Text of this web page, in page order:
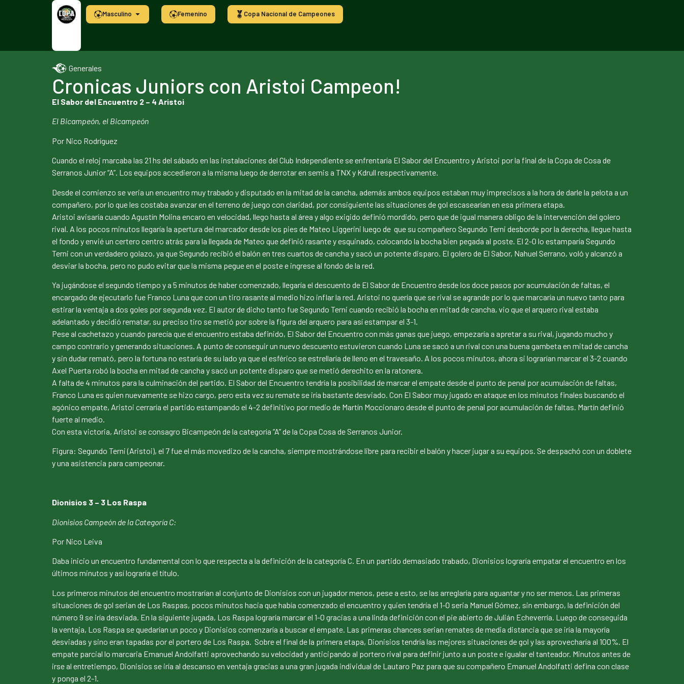
Masculino Femenino Copa Nacional de Campeones
Generales
Cronicas Juniors con Aristoi Campeon!
El Sabor del Encuentro 2 – 4 Aristoi
El Bicampeón, el Bicampeón
Por Nico Rodríguez
Cuando el reloj marcaba las 21 hs del sábado en las instalaciones del Club Independiente se enfrentaría El Sabor del Encuentro y Aristoi por la final de la Copa de Cosa de
Serranos Junior “A”. Los equipos accedieron a la misma luego de derrotar en semis a TNX y Kdrull respectivamente.
Desde el comienzo se veria un encuentro muy trabado y disputado en la mitad de la cancha, además ambos equipos estaban muy imprecisos a la hora de darle la pelota a un
compañero, por lo que les costaba avanzar en el terreno de juego con claridad, por consiguiente las situaciones de gol escasearían en esa primera etapa.
Aristoi avisaría cuando Agustín Molina encaro en velocidad, llego hasta al área y algo exigido definió mordido, pero que de igual manera obligo de la intervención del golero
rival. A los pocos minutos llegaría la apertura del marcador desde los pies de Mateo Liggerini luego de que su compañero Segundo Terni desborde por la derecha, llegue hasta
el fondo y envié un certero centro atrás para la llegada de Mateo que definió rasante y esquinado, colocando la bocha bien pegada al poste. El 2-0 lo estamparía Segundo
Terni con un verdadero golazo, ya que Segundo recibió el balón en tres cuartos de cancha y sacó un potente disparo. El golero de El Sabor, Nahuel Serrano, voló y alcanzó a
desviar la bocha, pero no pudo evitar que la misma pegue en el poste e ingrese al fondo de la red.
Ya jugándose el segundo tiempo y a 5 minutos de haber comenzado, llegaría el descuento de El Sabor de Encuentro desde los doce pasos por acumulación de faltas, el
encargado de ejecutarlo fue Franco Luna que con un tiro rasante al medio hizo inflar la red. Aristoi no quería que se rival se agrande por lo que marcaría un nuevo tanto para
estirar la ventaja a dos goles por segunda vez. El autor de dicho tanto fue Segundo Terni cuando recibió la bocha en mitad de cancha, vio que el arquero rival estaba
adelantado y decidió rematar, su preciso tiro se metió por sobre la figura del arquero para así estampar el 3-1.
Pese al cachetazo y cuando parecía que el encuentro estaba definido, El Sabor del Encuentro con más ganas que juego, empezaría a apretar a su rival, jugando mucho y
campo contrario y generando situaciones. A punto de conseguir un nuevo descuento estuvieron cuando Luna se sacó a un rival con una buena gambeta en mitad de cancha
y sin dudar remató, pero la fortuna no estaría de su lado ya que el esférico se estrellaría de lleno en el travesaño. A los pocos minutos, ahora si lograrían marcar el 3-2 cuando
Axel Puerta robó la bocha en mitad de cancha y sacó un potente disparo que se metió derechito en la ratonera.
A falta de 4 minutos para la culminación del partido. El Sabor del Encuentro tendría la posibilidad de marcar el empate desde el punto de penal por acumulación de faltas,
Franco Luna es quien nuevamente se hizo cargo, pero esta vez su remate se iría bastante desviado. Con El Sabor muy jugado en ataque en los minutos finales buscando el
agónico empate, Aristoi cerraría el partido estampando el 4-2 definitivo por medio de Martín Moccionaro desde el punto de penal por acumulación de faltas. Martín definió
fuerte al medio.
Con esta victoria, Aristoi se consagro Bicampeón de la categoría “A” de la Copa Cosa de Serranos Junior.
Figura: Segundo Terni (Aristoi), el 7 fue el más movedizo de la cancha, siempre mostrándose libre para recibir el balón y hacer jugar a su equipos. Se despachó con un doblete
y una asistencia para campeonar.
Dionisios 3 – 3 Los Raspa
Dionisios Campeón de la Categoría C:
Por Nico Leiva
Daba inicio un encuentro fundamental con lo que respecta a la definición de la categoría C. En un partido demasiado trabado, Dionisios lograría empatar el encuentro en los
últimos minutos y así lograría el título.
Los primeros minutos del encuentro mostrarían al conjunto de Dionisios con un jugador menos, pese a esto, se las arreglaría para aguantar y no ser menos. Las primeras
situaciones de gol serian de Los Raspas, pocos minutos hacia que había comenzado el encuentro y quien tendría el 1-0 seria Manuel Gómez, sin embargo, la definición del
número 9 se iría desviada. En la siguiente jugada, Los Raspa lograría marcar el 1-0 gracias a una linda definición con el pie abierto de Julián Echeverría. Luego de conseguida
la ventaja, Los Raspa se quedarían un poco y Dionisios comenzaría a buscar el empate. Las primeras chances serian remates de media distancia que se iría la mayoría
desviadas y sino eran tapadas por el portero de Los Raspa. Sobre el final de la primera etapa, Dionisios tendría las mejores situaciones de gol y las aprovecharía al 100%. El
empate parcial lo marcaria Emanuel Andolfatti aprovechando su velocidad y anticipando al portero rival para definir junto a un poste e igualar el tanteador. Minutos antes de
irse al entretiempo, Dionisios se iría al descanso en ventaja gracias a una gran jugada individual de Lautaro Paz para que su compañero Emanuel Andolfatti defina con clase
y ponga el 2-1.